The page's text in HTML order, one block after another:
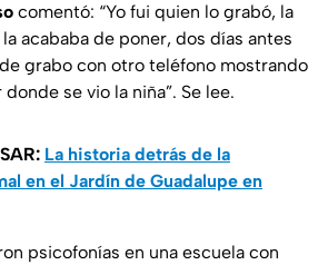
comentó: “Yo fui quien lo grabó, la
acababa de poner, dos días antes
grabo con otro teléfono mostrando
se vio la niña”. Se lee.
La historia detrás de la
en el Jardín de Guadalupe en
psicofonías en una escuela con